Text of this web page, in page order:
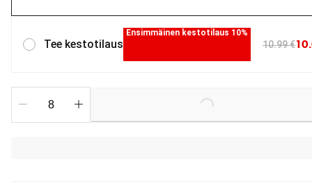
Tee kestotilaus
Ensimmäinen kestotilaus 10%
10.99 €
Loading...